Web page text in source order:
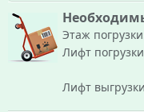
Этаж
Лифт
Лифт